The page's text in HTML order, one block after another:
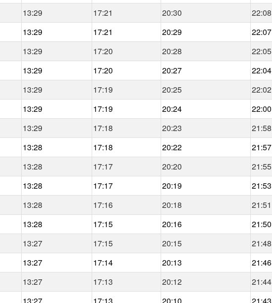
13:29 17:21 20:30
22:08
13:29 17:21 20:29
22:07
13:29 17:20 20:28
22:05
13:29 17:20 20:27
22:04
13:29 17:19 20:25
22:02
13:29 17:19 20:24
22:00
13:29 17:18 20:23
21:58
13:28 17:18 20:22
21:57
13:28 17:17 20:20
21:55
13:28 17:17 20:19
21:53
13:28 17:16 20:18
21:51
13:28 17:15 20:16
21:50
13:27 17:15 20:15
21:48
13:27 17:14 20:13
21:46
13:27 17:13 20:12
21:44